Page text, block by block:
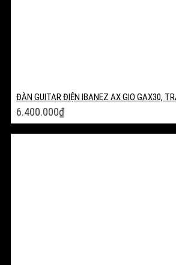
ĐÀN GUITAR ĐIỆN IBANEZ AX GIO GAX30,
6.400.000₫